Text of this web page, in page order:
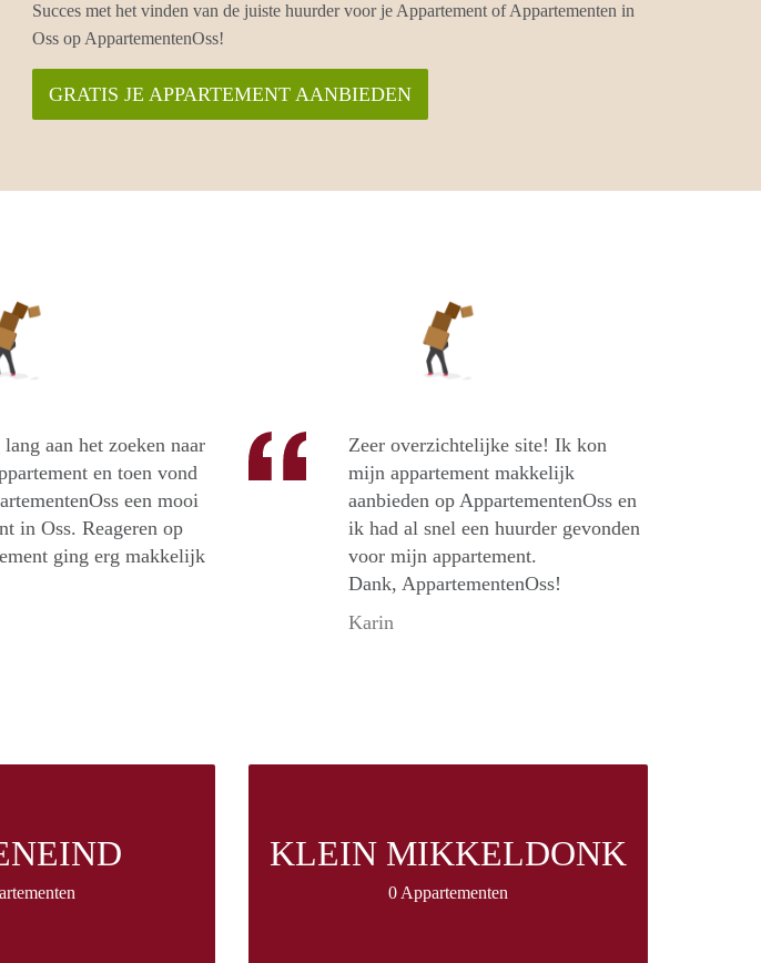
Succes met het vinden van de juiste huurder voor je Appartement of Appartementen in
Oss op AppartementenOss!
GRATIS JE APPARTEMENT AANBIEDEN
aan het zoeken naar
en toen vond
een mooi
in Oss. Reageren op
ging erg makkelijk
Zeer overzichtelijke site! Ik kon
mijn appartement makkelijk
aanbieden op AppartementenOss en
ik had al snel een huurder gevonden
voor mijn appartement.
Dank, AppartementenOss!
Karin
KLEIN MIKKELDONK
0 Appartementen